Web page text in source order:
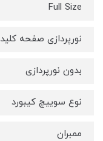
Full Size
نورپردازی صفحه کلید
بدون نورپردازی
نوع سوییچ کیبورد
ممبران